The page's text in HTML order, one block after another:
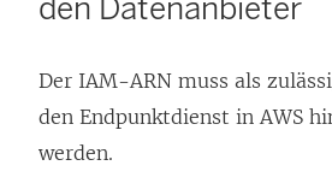
f
e
t
r
e
ö
den Datenanbieter
Der IAM-ARN muss als
den Endpunktdienst in AWS
werden.